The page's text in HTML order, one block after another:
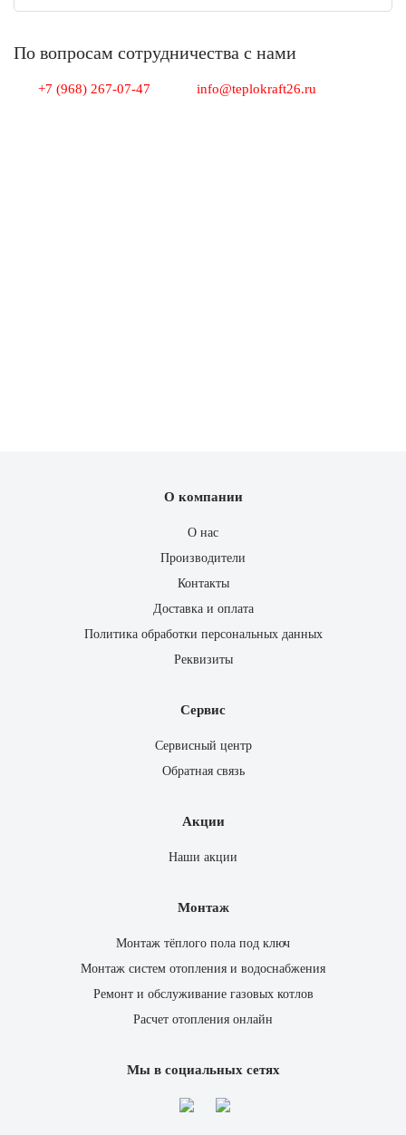
По вопросам сотрудничества с нами
+7 (968) 267-07-47 info@teplokraft26.ru
О компании
О нас
Производители
Контакты
Доставка и оплата
Политика обработки персональных данных
Реквизиты
Сервис
Сервисный центр
Обратная связь
Акции
Наши акции
Монтаж
Монтаж тёплого пола под ключ
Монтаж систем отопления и водоснабжения
Ремонт и обслуживание газовых котлов
Расчет отопления онлайн
Мы в социальных сетях